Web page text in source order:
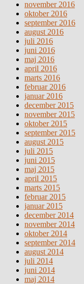
november 2016
oktober 2016
september 2016
august 2016
juli 2016
juni 2016
maj 2016
april 2016
marts 2016
februar 2016
januar 2016
december 2015
november 2015
oktober 2015
september 2015
august 2015
juli 2015
juni 2015
maj 2015
april 2015
marts 2015
februar 2015
januar 2015
december 2014
november 2014
oktober 2014
september 2014
august 2014
juli 2014
juni 2014
maj 2014